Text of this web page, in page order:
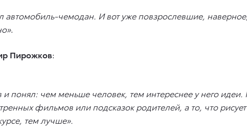
чемодан. И вот уже повзрослевшие,
.
Пирожков:
понял: чем меньше человек, тем интереснее у него идеи.
фильмов или подсказок родителей, а то, что
тем лучше».